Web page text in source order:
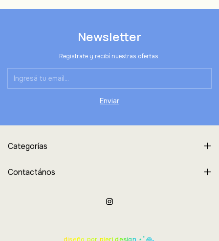
Newsletter
Registrate y recibí nuestras ofertas.
Categorías
Contactános
diseño por pieri.design ⋆˚꩜｡